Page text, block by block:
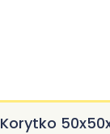
Korytko